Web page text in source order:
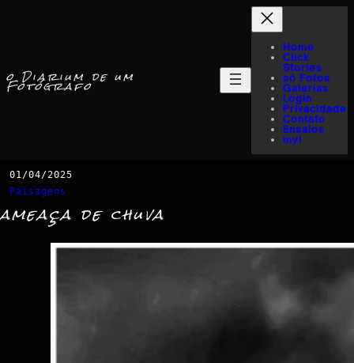
o Diarium de um
Fotógrafo
Home
Click
Stories
só Fotos
Galerias
Login
Privacidade
Contato
Ensaios
myI
01/04/2025
Paisagens
ameaça de chuva